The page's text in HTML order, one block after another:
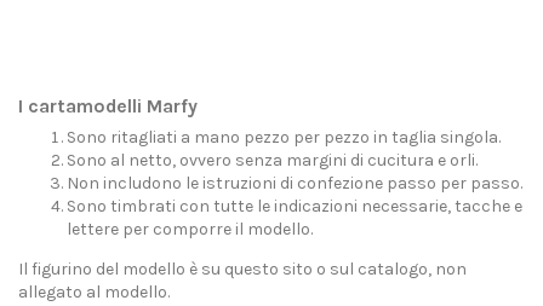
I cartamodelli Marfy
Sono ritagliati a mano pezzo per pezzo in taglia singola.
Sono al netto, ovvero senza margini di cucitura e orli.
Non includono le istruzioni di confezione passo per passo.
Sono timbrati con tutte le indicazioni necessarie, tacche e
lettere per comporre il modello.
Il figurino del modello è su questo sito o sul catalogo, non
allegato al modello.